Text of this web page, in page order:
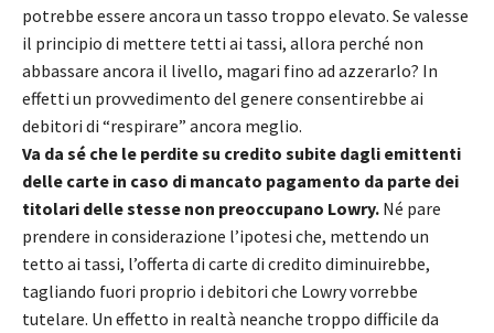
potrebbe essere ancora un tasso troppo elevato. Se valesse
il principio di mettere tetti ai tassi, allora perché non
abbassare ancora il livello, magari fino ad azzerarlo? In
effetti un provvedimento del genere consentirebbe ai
debitori di “respirare” ancora meglio.
Va da sé che le perdite su credito subite dagli emittenti
delle carte in caso di mancato pagamento da parte dei
titolari delle stesse non preoccupano Lowry. Né pare
prendere in considerazione l’ipotesi che, mettendo un
tetto ai tassi, l’offerta di carte di credito diminuirebbe,
tagliando fuori proprio i debitori che Lowry vorrebbe
tutelare. Un effetto in realtà neanche troppo difficile da